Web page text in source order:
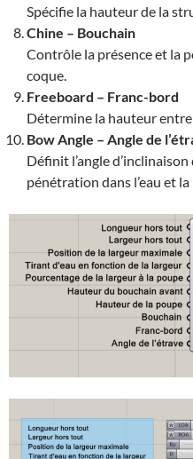
Spécifie la hauteur de la
Chine – Bouchain
Contrôle la présence et la
coque.
Freeboard – Franc-bord
Détermine la hauteur
Bow Angle – Angle de
Définit l’angle
pénétration dans l’eau et